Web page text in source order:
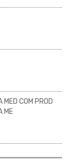
COM PROD
ME